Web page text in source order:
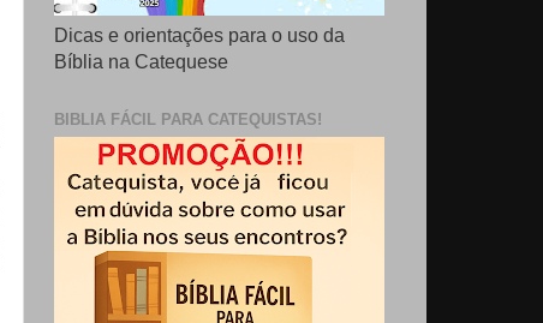
Dicas e orientações para o uso da
Bíblia na Catequese
BIBLIA FÁCIL PARA CATEQUISTAS!